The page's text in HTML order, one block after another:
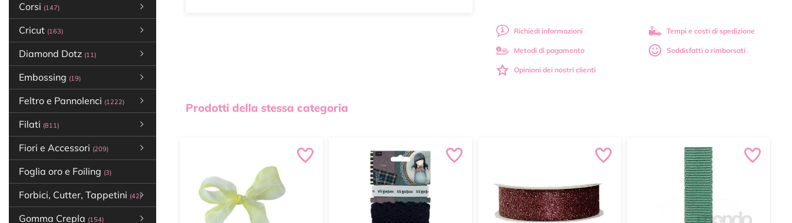
Corsi (147)
Cricut (163)
Diamond Dotz (11)
Embossing (19)
Feltro e Pannolenci (1222)
Filati (811)
Fiori e Accessori (209)
Foglia oro e Foiling (3)
Forbici, Cutter, Tappetini (42)
Gomma Crepla (154)
Richiedi informazioni Tempi e costi di spedizione
Metodi di pagamento Soddisfatti o rimborsati
Opinioni dei nostri clienti
Prodotti della stessa categoria